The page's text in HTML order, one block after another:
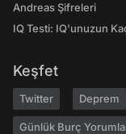
Andreas Şifreleri
IQ Testi: IQ'unuzun
Keşfet
Twitter Deprem
Günlük Burç